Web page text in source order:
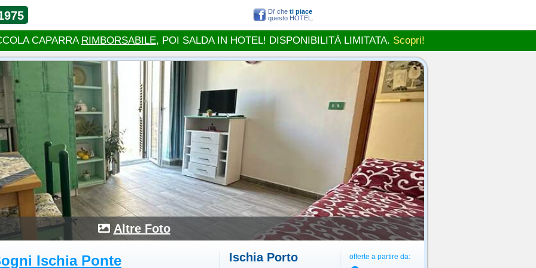
Altre Foto
Ischia Ponte offerte a partire da:
Ischia Porto
Di' che ti piace
questo HOTEL.
CAPARRA RIMBORSABILE, POI SALDA IN HOTEL! DISPONIBILITÀ LIMITATA. Scopri!